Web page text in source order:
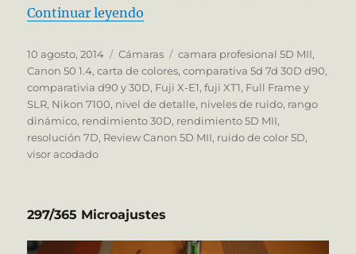
Continuar leyendo
Publicado
el
10 agosto, 2014 Categorías
Cámaras Etiquetas
camara profesional 5D MII,
Canon 50 1.4,carta de colores,comparativa 5d 7d 30D d90,
comparativia d90 y 30D, Fuji X-E1,fuji XT1, Full Frame y
SLR, Nikon 7100, nivel de detalle, niveles de ruido, rango
dinámico, rendimiento 30D, rendimiento 5D MII,
resolución 7D, Review Canon 5D MII, ruido de color 5D,
visor acodado
297/365 Microajustes